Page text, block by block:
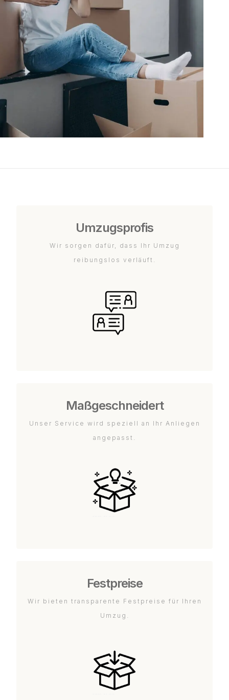
Umzugsprofis
Wir sorgen dafür, dass Ihr Umzug
reibungslos verläuft.
Maßgeschneidert
Unser Service wird speziell an Ihr Anliegen
angepasst.
Festpreise
Wir bieten transparente Festpreise für Ihren
Umzug.